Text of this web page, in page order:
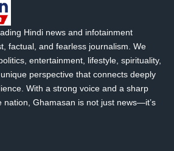
Hindi news and infotainment
factual, and fearless journalism. We
entertainment, lifestyle, spirituality,
perspective that connects deeply
With a strong voice and a sharp
nation, Ghamasan is not just news—it’s